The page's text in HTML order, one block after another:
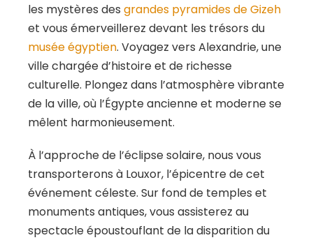
les mystères des grandes pyramides de Gizeh
et vous émerveillerez devant les trésors du
musée égyptien. Voyagez vers Alexandrie, une
ville chargée d’histoire et de richesse
culturelle. Plongez dans l’atmosphère vibrante
de la ville, où l’Égypte ancienne et moderne se
mêlent harmonieusement.
À l’approche de l’éclipse solaire, nous vous
transporterons à Louxor, l’épicentre de cet
événement céleste. Sur fond de temples et
monuments antiques, vous assisterez au
spectacle époustouflant de la disparition du